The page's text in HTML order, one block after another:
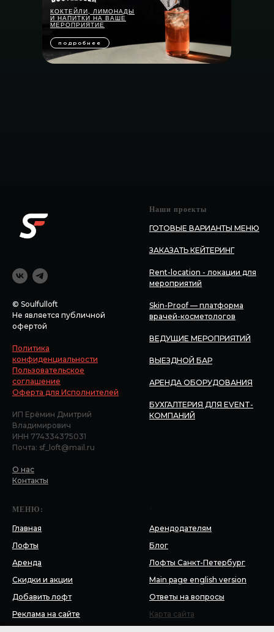
КОКТЕЙЛИ, ЛИМОНАДЫ
И НАПИТКИ НА ВАШЕ
МЕРОПРИЯТИЕ
подробнее
© Soulfulloft
Не является публичной
офертой
Политика
конфиденциальности
Пользовательское
соглашение
Оферта для Исполнителей
ИП Ерёмин Дмитрий
Владимирович
ИНН 774334375031
Почта: sf_loft@mail.ru
О нас
Контакты
Наши проекты
ГОТОВЫЕ ВАРИАНТЫ МЕНЮ
ЗАКАЗАТЬ КЕЙТЕРИНГ
Rent-location - локации для
мероприятий
Skin-Proof — платформа
врачей-косметологов
ВЕДУЩИЕ МЕРОПРИЯТИЙ
ВЫЕЗДНОЙ БАР
АРЕНДА ОБОРУДОВАНИЯ
БУХГАЛТЕРИЯ ДЛЯ EVENT-
КОМПАНИЙ
МЕНЮ:
Главная
Лофты
Аренда
Скидки и акции
Добавить лофт
Реклама на сайте
Арендодателям
Блог
Лофты Санкт-Петербург
Main page english version
Ответы на вопросы
Карта сайта